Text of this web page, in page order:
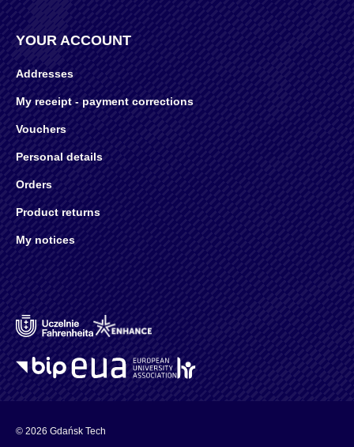
YOUR ACCOUNT
Addresses
My receipt - payment corrections
Vouchers
Personal details
Orders
Product returns
My notices
© 2026 Gdańsk Tech